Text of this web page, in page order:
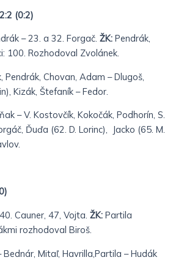
(0:2)
– 23. a 32. Forgač. ŽK: Pendrák,
100. Rozhodoval Zvolánek.
Pendrák, Chovan, Adam – Dlugoš,
Kizák, Štefaník – Fedor.
– V. Kostovčík, Kokočák, Podhorín, S.
Ďuďa (62. D. Lorinc), Jacko (65. M.
Cauner, 47, Vojta. ŽK: Partila
rozhodoval Biroš.
Bednár, Mitaľ, Havrilla,Partila – Hudák